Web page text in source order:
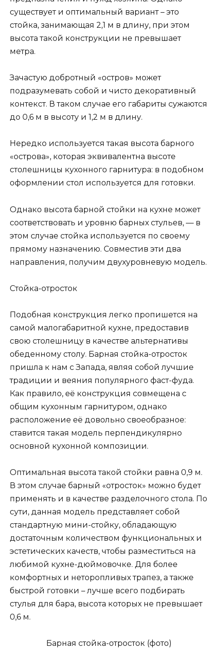
существует и оптимальный вариант – это
стойка, занимающая 2,1 м в длину, при этом
высота такой конструкции не превышает
метра.
Зачастую добротный «остров» может
подразумевать собой и чисто декоративный
контекст. В таком случае его габариты сужаются
до 0,6 м в высоту и 1,2 м в длину.
Нередко используется такая высота барного
«острова», которая эквивалентна высоте
столешницы кухонного гарнитура: в подобном
оформлении стол используется для готовки.
Однако высота барной стойки на кухне может
соответствовать и уровню барных стульев, — в
этом случае стойка используется по своему
прямому назначению. Совместив эти два
направления, получим двухуровневую модель.
Стойка-отросток
Подобная конструкция легко пропишется на
самой малогабаритной кухне, предоставив
свою столешницу в качестве альтернативы
обеденному столу. Барная стойка-отросток
пришла к нам с Запада, являя собой лучшие
традиции и веяния популярного фаст-фуда.
Как правило, её конструкция совмещена с
общим кухонным гарнитуром, однако
расположение её довольно своеобразное:
ставится такая модель перпендикулярно
основной кухонной композиции.
Оптимальная высота такой стойки равна 0,9 м.
В этом случае барный «отросток» можно будет
применять и в качестве разделочного стола. По
сути, данная модель представляет собой
стандартную мини-стойку, обладающую
достаточным количеством функциональных и
эстетических качеств, чтобы разместиться на
любимой кухне-дюймовочке. Для более
комфортных и неторопливых трапез, а также
быстрой готовки – лучше всего подбирать
стулья для бара, высота которых не превышает
0,6 м.
Барная стойка-отросток (фото)